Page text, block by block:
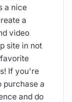
a nice
a
video
site in not
If you're
purchase a
and do